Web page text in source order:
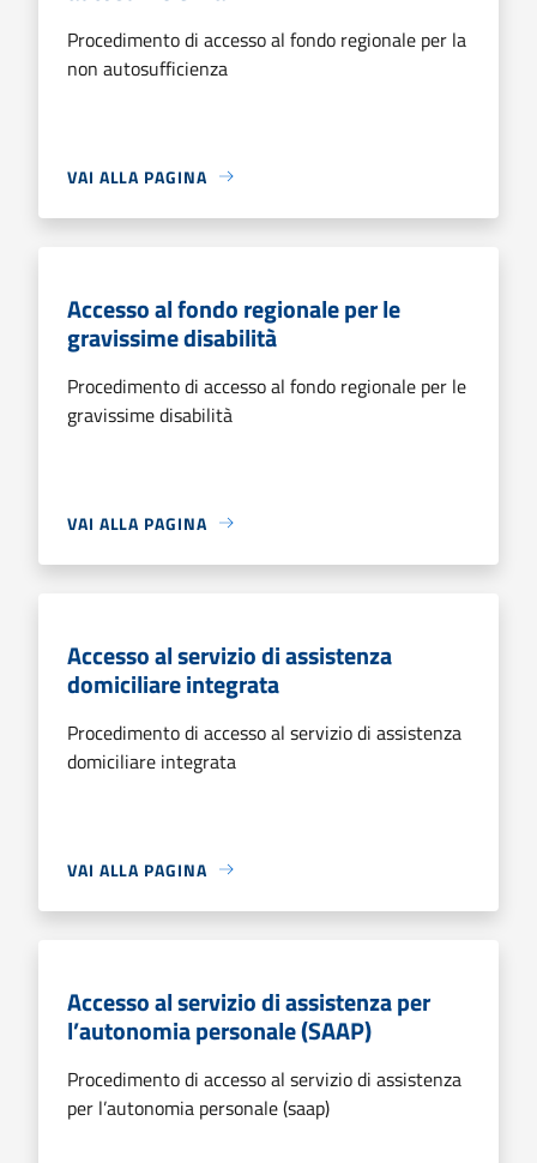
Procedimento di accesso al fondo regionale per la
non autosufficienza
VAI ALLA PAGINA
Accesso al fondo regionale per le
gravissime disabilità
Procedimento di accesso al fondo regionale per le
gravissime disabilità
VAI ALLA PAGINA
Accesso al servizio di assistenza
domiciliare integrata
Procedimento di accesso al servizio di assistenza
domiciliare integrata
VAI ALLA PAGINA
Accesso al servizio di assistenza per
l’autonomia personale (SAAP)
Procedimento di accesso al servizio di assistenza
per l’autonomia personale (saap)